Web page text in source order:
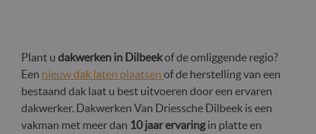
Plant u dakwerken in Dilbeekof de omliggende regio?
Een nieuw dak laten plaatsen of de herstelling van een
bestaand dak laat u best uitvoeren door een ervaren
dakwerker. Dakwerken Van Driessche Dilbeek is een
vakman met meer dan 10 jaar ervaringin platte en